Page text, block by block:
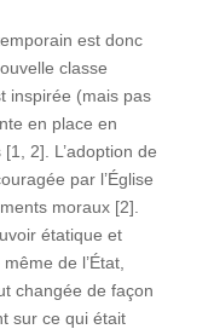
est donc
classe
inspirée (mais pas
en place en
2]. L’adoption de
par l’Église
moraux [2].
étatique et
de l’État,
changée de façon
sur ce qui était